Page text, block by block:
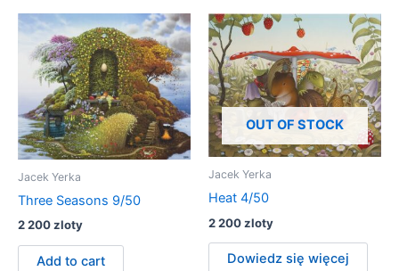
Jacek Yerka
Three Seasons 9/50
2 200zloty
Add to cart
OUT OF STOCK
Jacek Yerka
Heat 4/50
2 200zloty
Dowiedz się więcej